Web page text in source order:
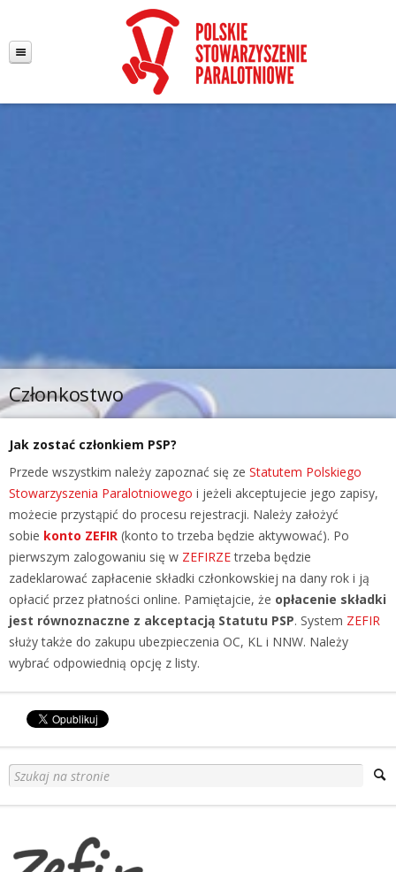
Członkostwo
Jak zostać członkiem PSP?
Przede wszystkim należy zapoznać się ze Statutem Polskiego
Stowarzyszenia Paralotniowego i jeżeli akceptujecie jego zapisy,
możecie przystąpić do procesu rejestracji. Należy założyć
sobie konto ZEFIR (konto to trzeba będzie aktywować). Po
pierwszym zalogowaniu się w ZEFIRZEtrzeba będzie
zadeklarować zapłacenie składki członkowskiej na dany rok i ją
opłacić przez płatności online. Pamiętajcie, że opłacenie składki
jest równoznaczne z akceptacją Statutu PSP. System ZEFIR
służy także do zakupu ubezpieczenia OC, KL i NNW. Należy
wybrać odpowiednią opcję z listy.